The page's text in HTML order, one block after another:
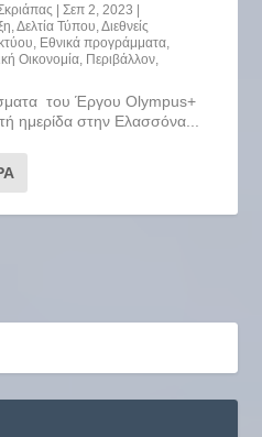
|Σεπ 2, 2023 |
,Δελτία Τύπου ,Διεθνείς
Εθνικά προγράμματα
Οικονομία Περιβάλλον
του Έργου Olympus+
ημερίδα στην Ελασσόνα...